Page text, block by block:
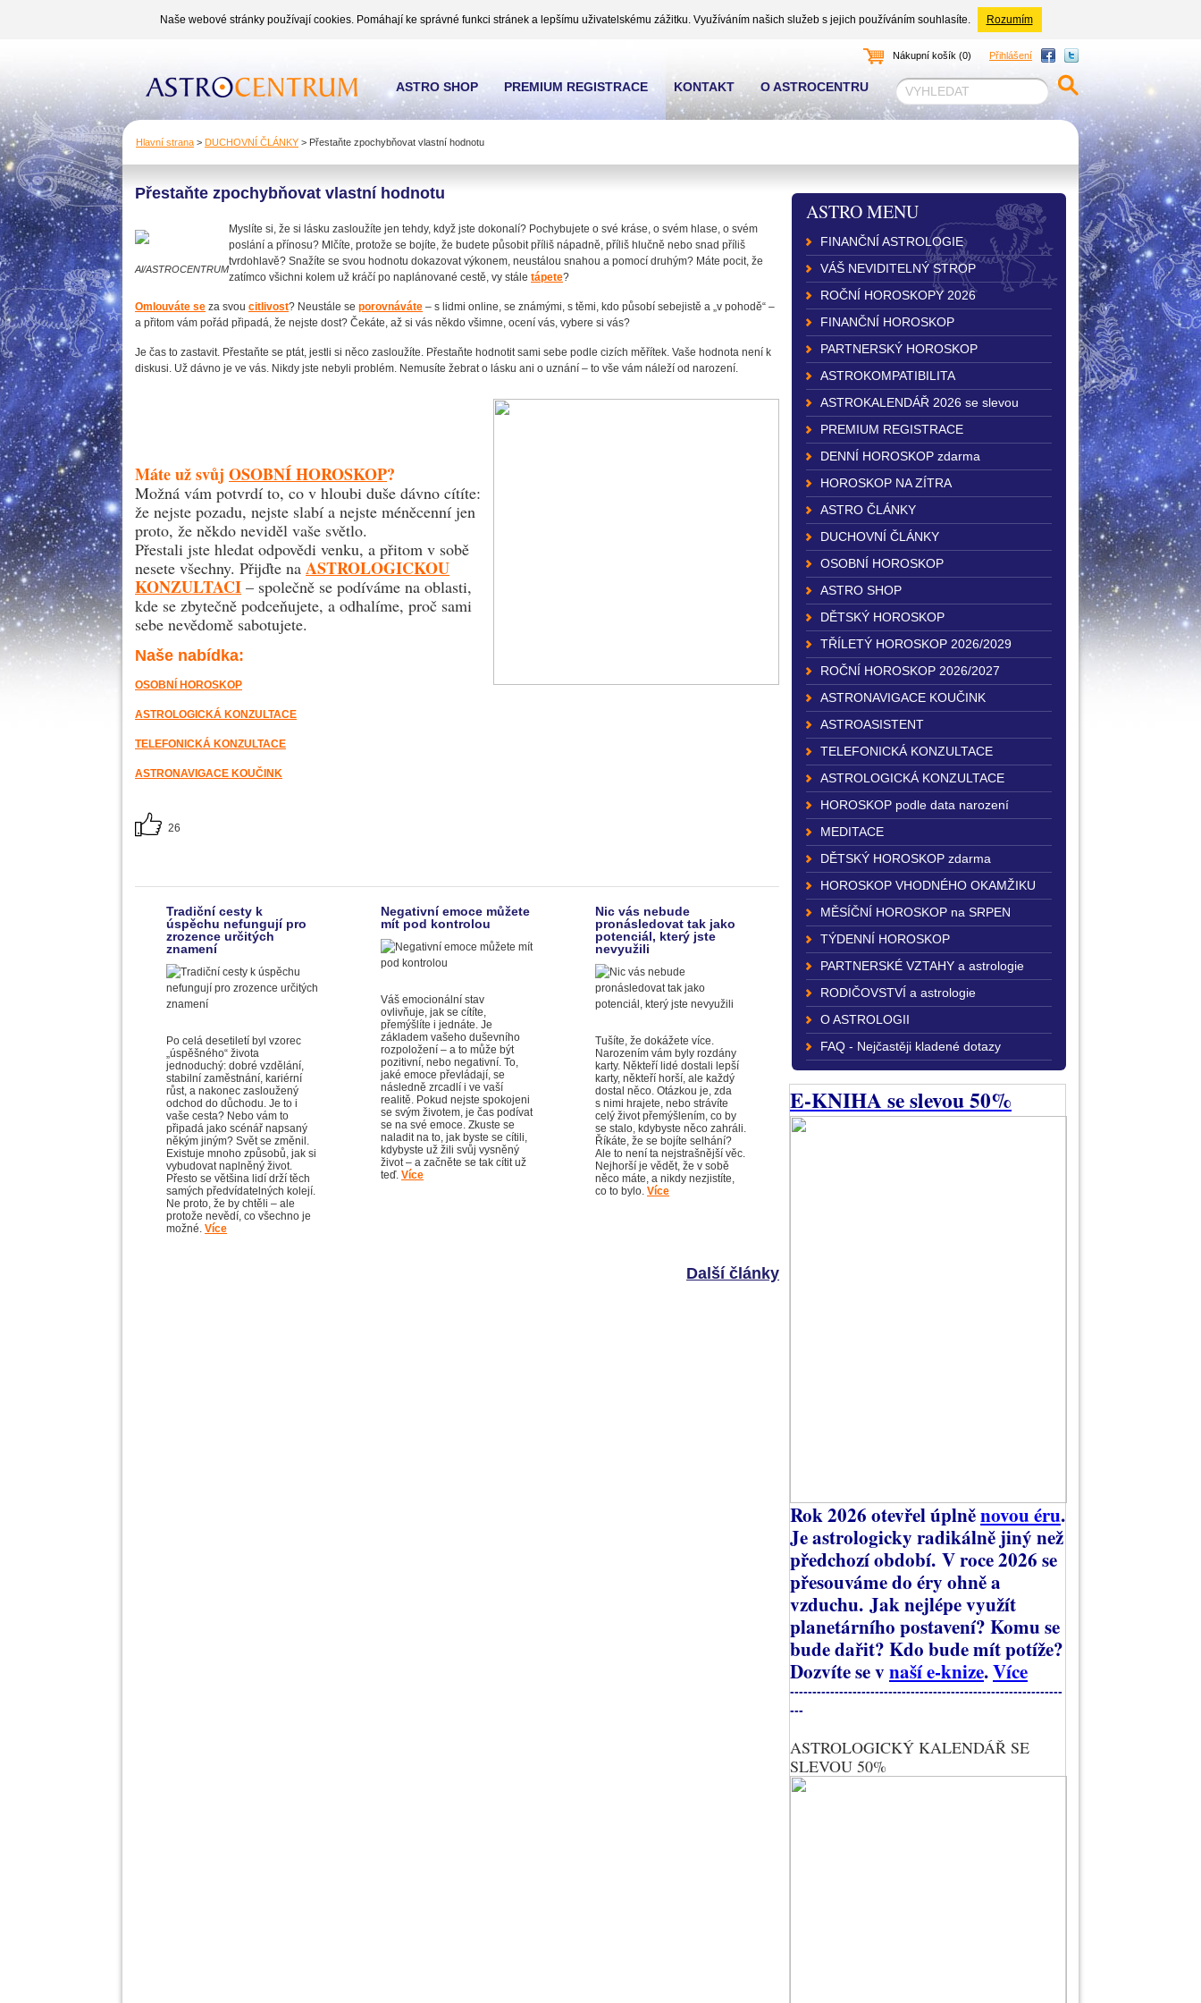
Naše webové stránky používají cookies. Pomáhají ke správné funkci stránek a lepšímu uživatelskému zážitku. Využíváním našich služeb s jejich používáním souhlasíte. Rozumím
Hlavní strana > DUCHOVNÍ ČLÁNKY > Přestaňte zpochybňovat vlastní hodnotu
Přestaňte zpochybňovat vlastní hodnotu
Al/ASTROCENTRUM
Myslíte si, že si lásku zasloužíte jen tehdy, když jste dokonalí? Pochybujete o své kráse, o svém hlase, o svém
poslání a přínosu? Mlčíte, protože se bojíte, že budete působit příliš nápadně, příliš hlučně nebo snad příliš
tvrdohlavě? Snažíte se svou hodnotu dokazovat výkonem, neustálou snahou a pomocí druhým? Máte pocit, že
zatímco všichni kolem už kráčí po naplánované cestě, vy stále tápete?
Omlouváte se za svou citlivost? Neustále se porovnáváte – s lidmi online, se známými, s těmi, kdo působí sebejistě a „v pohodě“ –
a přitom vám pořád připadá, že nejste dost? Čekáte, až si vás někdo všimne, ocení vás, vybere si vás?
Je čas to zastavit. Přestaňte se ptát, jestli si něco zasloužíte. Přestaňte hodnotit sami sebe podle cizích měřítek. Vaše hodnota není k
diskusi. Už dávno je ve vás. Nikdy jste nebyli problém. Nemusíte žebrat o lásku ani o uznání – to vše vám náleží od narození.
Máte už svůj OSOBNÍ HOROSKOP?
Možná vám potvrdí to, co v hloubi duše dávno cítíte:
že nejste pozadu, nejste slabí a nejste méněcenní jen
proto, že někdo neviděl vaše světlo.
Přestali jste hledat odpovědi venku, a přitom v sobě
nesete všechny. Přijďte na ASTROLOGICKOU
KONZULTACI – společně se podíváme na oblasti,
kde se zbytečně podceňujete, a odhalíme, proč sami
sebe nevědomě sabotujete.
Naše nabídka:
OSOBNÍ HOROSKOP
ASTROLOGICKÁ KONZULTACE
TELEFONICKÁ KONZULTACE
ASTRONAVIGACE KOUČINK
26
Tradiční cesty k
úspěchu nefungují pro
zrozence určitých
znamení
Po celá desetiletí byl vzorec
„úspěšného“ života
jednoduchý: dobré vzdělání,
stabilní zaměstnání, kariérní
růst, a nakonec zasloužený
odchod do důchodu. Je to i
vaše cesta? Nebo vám to
připadá jako scénář napsaný
někým jiným? Svět se změnil.
Existuje mnoho způsobů, jak si
vybudovat naplněný život.
Přesto se většina lidí drží těch
samých předvídatelných kolejí.
Ne proto, že by chtěli – ale
protože nevědí, co všechno je
možné. Více
Negativní emoce můžete
mít pod kontrolou
Váš emocionální stav
ovlivňuje, jak se cítíte,
přemýšlíte i jednáte. Je
základem vašeho duševního
rozpoložení – a to může být
pozitivní, nebo negativní. To,
jaké emoce převládají, se
následně zrcadlí i ve vaší
realitě. Pokud nejste spokojeni
se svým životem, je čas podívat
se na své emoce. Zkuste se
naladit na to, jak byste se cítili,
kdybyste už žili svůj vysněný
život – a začněte se tak cítit už
teď. Více
Nic vás nebude
pronásledovat tak jako
potenciál, který jste
nevyužili
Tušíte, že dokážete více.
Narozením vám byly rozdány
karty. Někteří lidé dostali lepší
karty, někteří horší, ale každý
dostal něco. Otázkou je, zda
s nimi hrajete, nebo strávíte
celý život přemýšlením, co by
se stalo, kdybyste něco zahráli.
Říkáte, že se bojíte selhání?
Ale to není ta nejstrašnější věc.
Nejhorší je vědět, že v sobě
něco máte, a nikdy nezjistíte,
co to bylo. Více
Další články
ASTRO MENU
FINANČNÍ ASTROLOGIE
VÁŠ NEVIDITELNÝ STROP
ROČNÍ HOROSKOPY 2026
FINANČNÍ HOROSKOP
PARTNERSKÝ HOROSKOP
ASTROKOMPATIBILITA
ASTROKALENDÁŘ 2026 se slevou
PREMIUM REGISTRACE
DENNÍ HOROSKOP zdarma
HOROSKOP NA ZÍTRA
ASTRO ČLÁNKY
DUCHOVNÍ ČLÁNKY
OSOBNÍ HOROSKOP
ASTRO SHOP
DĚTSKÝ HOROSKOP
TŘÍLETÝ HOROSKOP 2026/2029
ROČNÍ HOROSKOP 2026/2027
ASTRONAVIGACE KOUČINK
ASTROASISTENT
TELEFONICKÁ KONZULTACE
ASTROLOGICKÁ KONZULTACE
HOROSKOP podle data narození
MEDITACE
DĚTSKÝ HOROSKOP zdarma
HOROSKOP VHODNÉHO OKAMŽIKU
MĚSÍČNÍ HOROSKOP na SRPEN
TÝDENNÍ HOROSKOP
PARTNERSKÉ VZTAHY a astrologie
RODIČOVSTVÍ a astrologie
O ASTROLOGII
FAQ - Nejčastěji kladené dotazy
E-KNIHA se slevou 50%
Rok 2026 otevřel úplněnovou éru.
Je astrologicky radikálně jiný než
předchozí období. V roce 2026 se
přesouváme do éry ohně a
vzduchu. Jak nejlépe využít
planetárního postavení? Komu se
bude dařit? Kdo bude mít potíže?
Dozvíte se vnaší e-knize.Více
-------------------------------------------------------------
---
ASTROLOGICKÝ KALENDÁŘ SE
SLEVOU 50%
ASTRO SHOP PREMIUM REGISTRACE KONTAKT O ASTROCENTRU
Přihlášení
Nákupní košík (0)